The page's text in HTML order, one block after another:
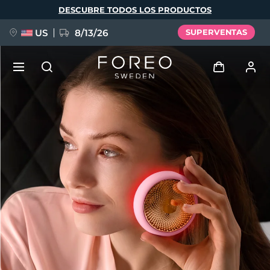
DESCUBRE TODOS LOS PRODUCTOS
US 8/13/26 SUPERVENTAS
Iniciar sesión
Perfil de usuario
Mis dispositivos
Mis pedidos
Mis direcciones
Mis suscripciones
FAQ™ Pure Beauty-Tech Elixir
BREAKING NEWS
issa™ Teeth Whitening Set
Idioma
Deutsch
Español
Français
Italiano
Português
Polski
Svenska
Русский
Türkçe
简体中文 繁體中文